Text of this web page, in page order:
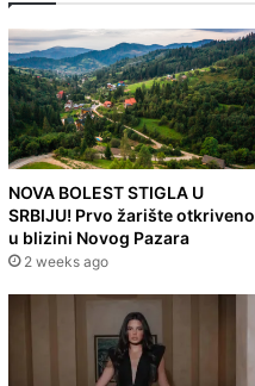
NOVA BOLEST STIGLA U
SRBIJU! Prvo žarište otkriveno
u blizini Novog Pazara
2 weeks ago